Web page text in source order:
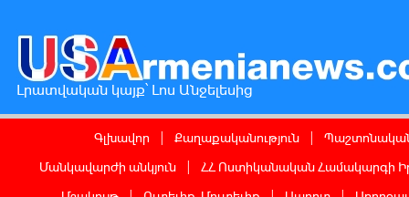
Լրատվական կայք՝ Լոս Անջելեսից
Գլխավոր Քաղաքականություն
Մանկավարժի անկյուն
ՀՀ Ոստիկանական Համակարգի